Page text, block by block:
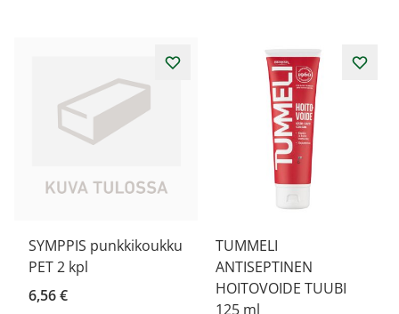
SYMPPIS punkkikoukku
PET 2 kpl
6,56 €
TUMMELI
ANTISEPTINEN
HOITOVOIDE TUUBI
125 ml